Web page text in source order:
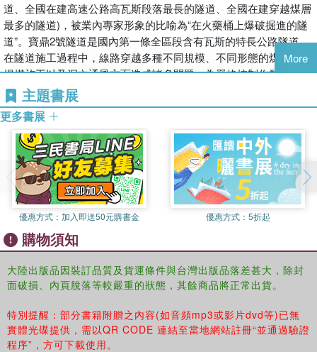
道、全國在建高速公路高瓦斯段落最長的隧道、全國在建穿越煤層
最多的隧道)，被業內專家形象的比喻為“在火藥桶上爆破掘進的隧
道”。寶鼎2號隧道是國內第一條全區段含有瓦斯的特長公路隧道。
在隧道施工過程中，線路穿越多種不同規模、不同形態的煤層，在
揭煤施工以及洞內通風方面造成諸多問題。為嚴格控制作業空間氣
體質量，現場採用短段掘砌混合作業法進行豎井施工，但目前國內
尚未存在針對性的豎井施工指導方法。另外，隧道面臨著複雜地質
下穿越斷層破碎帶處治問題，情況相比單純穿越煤層更加複雜。因
此，寶鼎2號隧道施工過程中共面臨四類主要問題，包括揭煤施工
問題、通風問題、跨軟弱層施工問題、深大豎井建造問題。本書針
對上述問題，分別進行了詳細的分析研究，將關鍵技術分為梳理為
兩大模塊：穿越含煤地層施工關鍵技術和穿越軟弱層施工關鍵技
術。
More
主題書展
更多書展
優惠方式： 加入即送50元購書金 優惠方式： 5折起
購物須知
大陸出版品因裝訂品質及貨運條件與台灣出版品落差甚大，除封
面破損、內頁脫落等較嚴重的狀態，其餘商品將正常出貨。
特別提醒：部分書籍附贈之內容(如音頻mp3或影片dvd等)已無
實體光碟提供，需以QR CODE 連結至當地網站註冊“並通過驗證
程序”，方可下載使用。